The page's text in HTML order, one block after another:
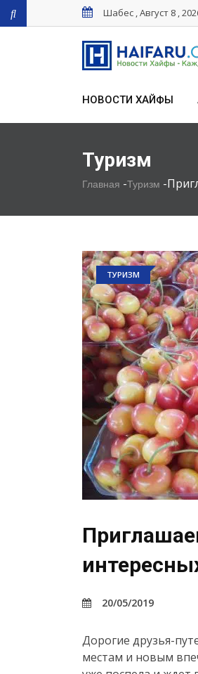
Шабес , Август 8 ,
НОВОСТИ ХАЙФЫ
Туризм
Главная -Туризм -
ТУРИЗМ
20/05/2019
Дорогие друзья-
местам и новым